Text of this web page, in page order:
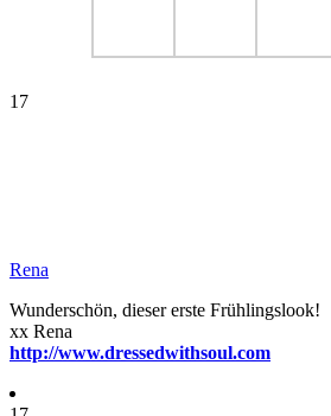
17
Rena
Wunderschön, dieser erste Frühlingslook!
xx Rena
http://www.dressedwithsoul.com